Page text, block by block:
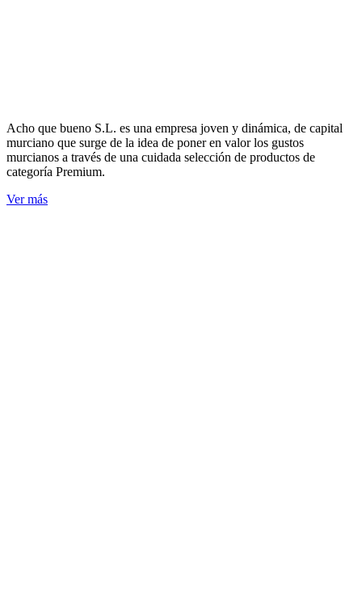
Acho que bueno S.L. es una empresa joven y dinámica, de capital
murciano que surge de la idea de poner en valor los gustos
murcianos a través de una cuidada selección de productos de
categoría Premium.
Ver más